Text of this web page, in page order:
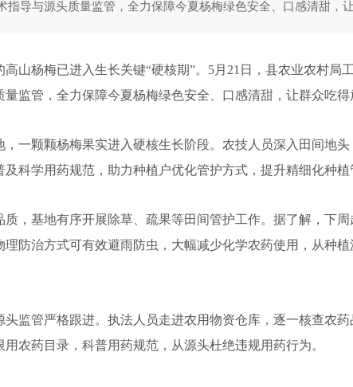
指导与源头质量监管，全力保障今夏杨梅绿色安全、口感清甜，让
杨梅已进入生长关键“硬核期”。5月21日，县农业农村局工
监管，全力保障今夏杨梅绿色安全、口感清甜，让群众吃得
颗颗杨梅果实进入硬核生长阶段。农技人员深入田间地头
科学用药规范，助力种植户优化管护方式，提升精细化种植
基地有序开展除草、疏果等田间管护工作。据了解，下周
防治方式可有效避雨防虫，大幅减少化学农药使用，从种
管严格跟进。执法人员走进农用物资仓库，逐一核查农药
农药目录，科普用药规范，从源头杜绝违规用药行为。